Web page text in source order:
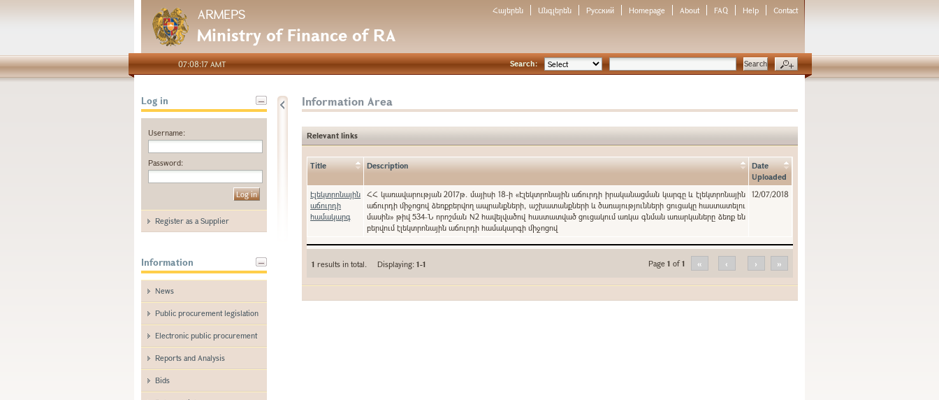
ARMEPS
Ministry of Finance of RA
Հայերեն Անգլերեն Русский Homepage About FAQ Help Contact
07:08:17 AMT Search:
Log in
Username:
Password:
Register as a Supplier
Information
News
Public procurement legislation
Electronic public procurement
Reports and Analysis
Bids
Information Area
Relevant links
Title Description
Date
Uploaded
Էլեկտրոնային
աճուրդի
համակարգ
ՀՀ կառավարության 2017թ. մայիսի 18-ի «Էլեկտրոնային աճուրդի իրականացման կարգը և էլեկտրոնային
աճուրդի միջոցով ձեռքբերվող ապրանքների, աշխատանքների և ծառայությունների ցուցակը հաստատելու
մասին» թիվ 534-Ն որոշման N2 հավելվածով հաստատված ցուցակում առկա գնման առարկաները ձեռք են
բերվում էլեկտրոնային աճուրդի համակարգի միջոցով
12/07/2018
1 results in total. Displaying:1-1 Page 1 of1 « ‹ › »